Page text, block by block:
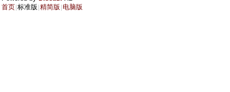
首页 标准版 精简版 电脑版